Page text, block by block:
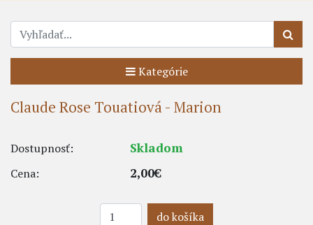
Kategórie
Claude Rose Touatiová - Marion
Dostupnosť: Skladom
Cena: 2,00€
do košíka